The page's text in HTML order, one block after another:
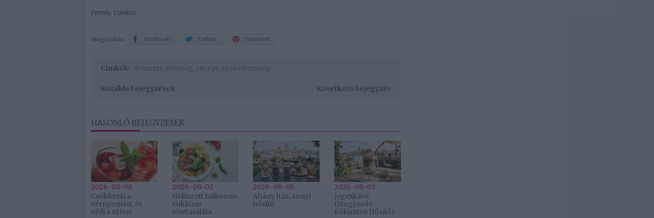
Forrás: Cookta
Megosztás: Facebook Twitter Pinterest
Címkék: desszert édesség recept aprósütemény
Korábbi bejegyzések Következő bejegyzés
HASONLÓ BEJEGYZÉSEK
2026-08-08.
Csökkenti a
vérnyomást, és
védi a szívet
2026-08-07.
Grillezett halloumis
cukkinis
tésztasaláta
2026-08-06.
Ahány ház, annyi
hűsítő
2026-08-05.
Jegeskávé
(Mogyorós-
Kókuszos Hűsítő)